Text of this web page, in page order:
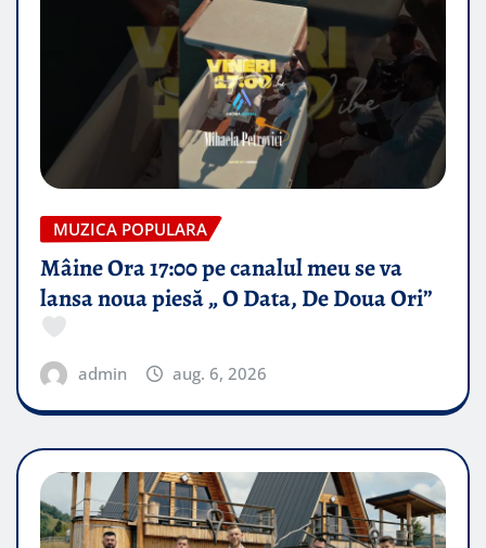
MUZICA POPULARA
Mâine Ora 17:00 pe canalul meu se va
lansa noua piesă „ O Data, De Doua Ori”
admin aug. 6, 2026